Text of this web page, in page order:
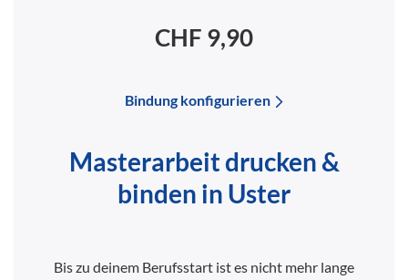
CHF 9,90
Bindung konfigurieren
Masterarbeit drucken &
binden in Uster
Bis zu deinem Berufsstart ist es nicht mehr lange